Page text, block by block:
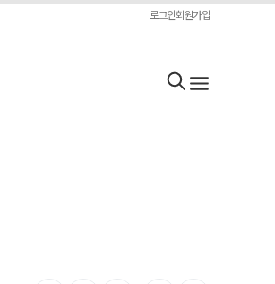
로그인회원가입